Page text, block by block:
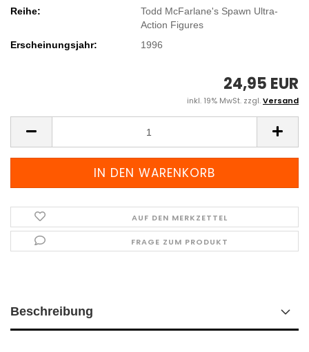
Reihe:
Todd McFarlane's Spawn Ultra-
Action Figures
Erscheinungsjahr:
1996
24,95 EUR
inkl. 19% MwSt. zzgl.Versand
AUF DEN MERKZETTEL
FRAGE ZUM PRODUKT
Beschreibung